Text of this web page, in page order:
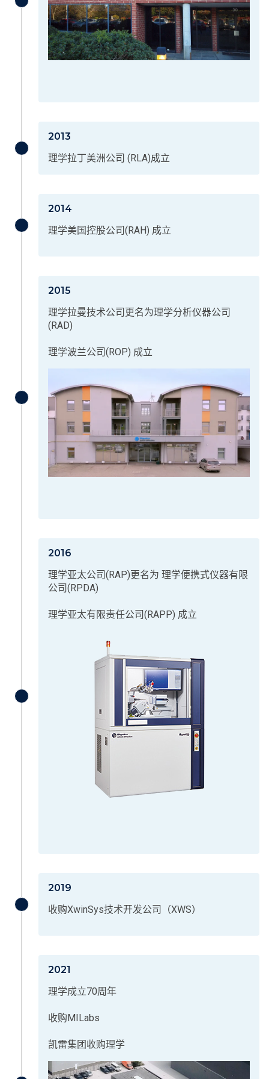
2013
理学拉丁美洲公司 (RLA)成立
2014
理学美国控股公司(RAH) 成立
2015
理学拉曼技术公司更名为理学分析仪器公司
(RAD)
理学波兰公司(ROP) 成立
2016
理学亚太公司(RAP)更名为 理学便携式仪器有限
公司(RPDA)
理学亚太有限责任公司(RAPP) 成立
2019
收购XwinSys技术开发公司（XWS）
2021
理学成立70周年
收购MILabs
凯雷集团收购理学